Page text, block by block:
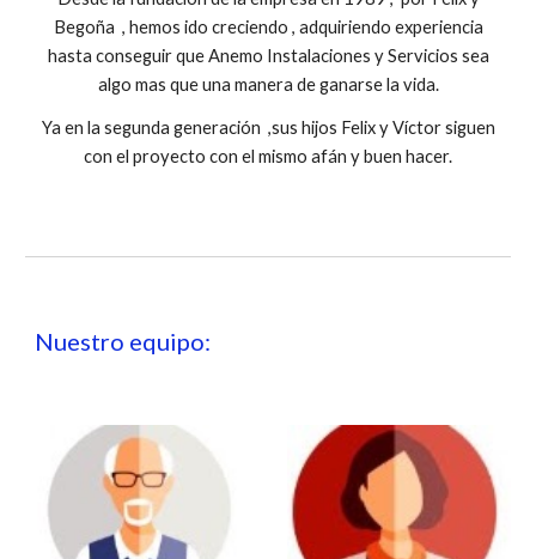
Begoña , hemos ido creciendo , adquiriendo experiencia
hasta conseguir que Anemo Instalaciones y Servicios sea
algo mas que una manera de ganarse la vida.
Ya en la segunda generación ,sus hijos Felix y Víctor siguen
con el proyecto con el mismo afán y buen hacer.
Nuestro equipo: